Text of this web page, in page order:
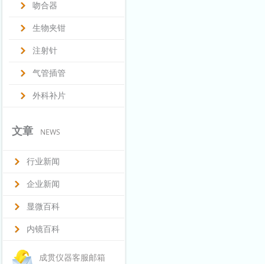
吻合器
生物夹钳
注射针
气管插管
外科补片
文章 NEWS
行业新闻
企业新闻
显微百科
内镜百科
成贯仪器客服邮箱